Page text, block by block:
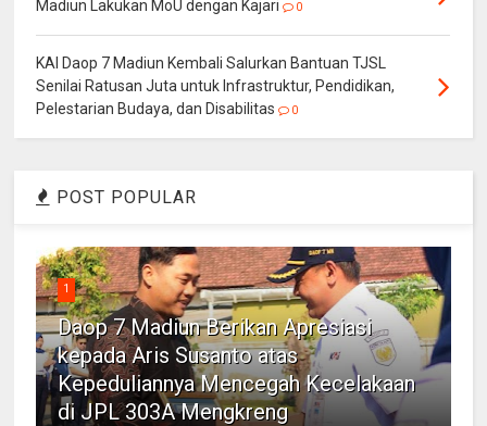
Madiun Lakukan MoU dengan Kajari
0
KAI Daop 7 Madiun Kembali Salurkan Bantuan TJSL
Senilai Ratusan Juta untuk Infrastruktur, Pendidikan,
Pelestarian Budaya, dan Disabilitas
0
POST POPULAR
1
Daop 7 Madiun Berikan Apresiasi
kepada Aris Susanto atas
Kepeduliannya Mencegah Kecelakaan
di JPL 303A Mengkreng